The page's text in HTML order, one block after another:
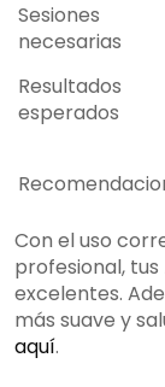
Sesiones
necesarias
Resultados
esperados
Con el uso
profesional, tus
excelentes.
más suave y
aquí.